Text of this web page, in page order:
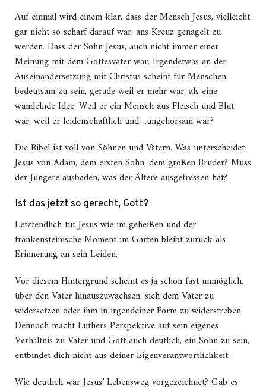
Auf einmal wird einem klar, dass der Mensch Jesus, vielleicht
gar nicht so scharf darauf war, ans Kreuz genagelt zu
werden. Dass der Sohn Jesus, auch nicht immer einer
Meinung mit dem Gottesvater war. Irgendetwas an der
Auseinandersetzung mit Christus scheint für Menschen
bedeutsam zu sein, gerade weil er mehr war, als eine
wandelnde Idee. Weil er ein Mensch aus Fleisch und Blut
war, weil er leidenschaftlich und…ungehorsam war?
Die Bibel ist voll von Söhnen und Vätern. Was unterscheidet
Jesus von Adam, dem ersten Sohn, dem großen Bruder? Muss
der Jüngere ausbaden, was der Ältere ausgefressen hat?
Ist das jetzt so gerecht, Gott?
Letztendlich tut Jesus wie im geheißen und der
frankensteinische Moment im Garten bleibt zurück als
Erinnerung an sein Leiden.
Vor diesem Hintergrund scheint es ja schon fast unmöglich,
über den Vater hinauszuwachsen, sich dem Vater zu
widersetzen oder ihm in irgendeiner Form zu widerstreben.
Dennoch macht Luthers Perspektive auf sein eigenes
Verhältnis zu Vater und Gott auch deutlich, ein Sohn zu sein,
entbindet dich nicht aus deiner Eigenverantwortlichkeit.
Wie deutlich war Jesus’ Lebensweg vorgezeichnet? Gab es